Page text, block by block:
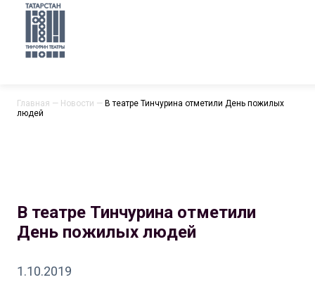
Главная — Новости — В театре Тинчурина отметили День пожилых
людей
В театре Тинчурина отметили
День пожилых людей
1.10.2019